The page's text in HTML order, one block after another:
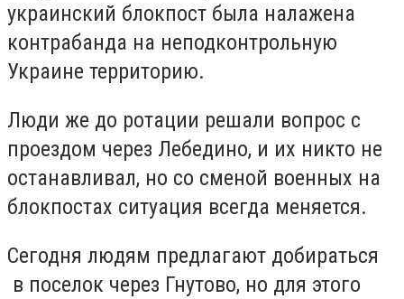
украинский блокпост была налажена
контрабанда на неподконтрольную
Украине территорию.
Люди же до ротации решали вопрос с
проездом через Лебедино, и их никто не
останавливал, но со сменой военных на
блокпостах ситуация всегда меняется.
Сегодня людям предлагают добираться
в поселок через Гнутово, но для этого